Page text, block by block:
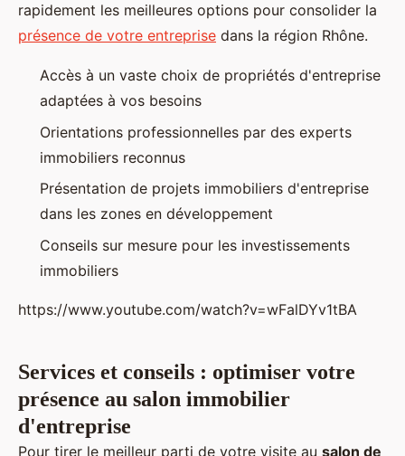
rapidement les meilleures options pour consolider la
présence de votre entreprise dans la région Rhône.
Accès à un vaste choix de propriétés d'entreprise
adaptées à vos besoins
Orientations professionnelles par des experts
immobiliers reconnus
Présentation de projets immobiliers d'entreprise
dans les zones en développement
Conseils sur mesure pour les investissements
immobiliers
https://www.youtube.com/watch?v=wFalDYv1tBA
Services et conseils : optimiser votre
présence au salon immobilier
d'entreprise
Pour tirer le meilleur parti de votre visite au salon de